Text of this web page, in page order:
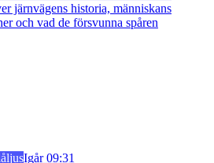
järnvägens historia, människans
och vad de försvunna spåren
Igår 09:31